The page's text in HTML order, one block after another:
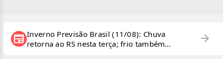
newspaper Inverno Previsão Brasil (11/08): Chuva
retorna ao RS nesta terça; frio também
persiste e há chance de geada
arrow_forward